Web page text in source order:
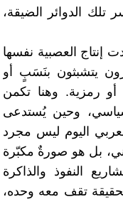
تلك الدوائر الضيقة،
إنتاج العصبية نفسها
يتشبثون بنَسَبٍ أو
أو رمزية. وهنا تكمن
وحين يُستدعى
العربي اليوم ليس مجرد
بل هو صورةٌ مكبّرة
النفوذ والذاكرة
تقف معه وحده،